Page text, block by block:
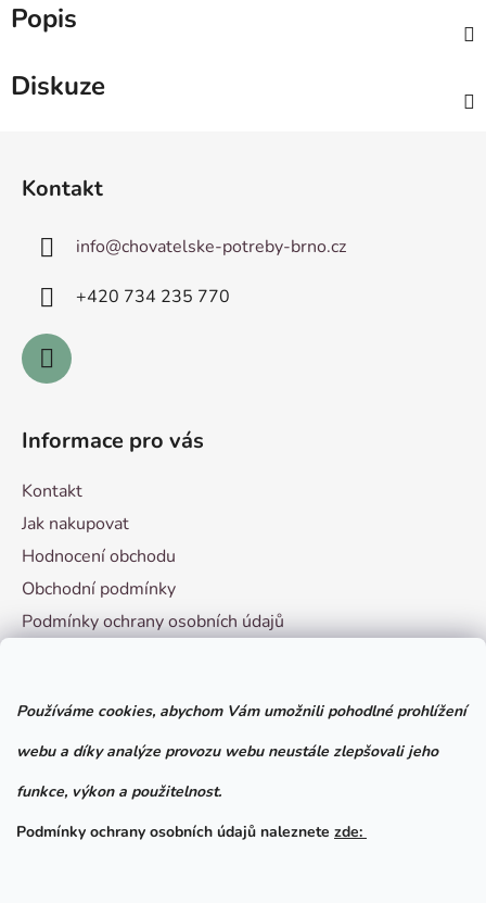
Používáme cookies, abychom Vám umožnili pohodlné prohlížení
webu a díky analýze provozu webu neustále zlepšovali jeho
funkce, výkon a použitelnost.
Podmínky ochrany osobních údajů naleznete zde:
Popis
Diskuze
Kontakt
info@chovatelske-potreby-brno.cz
+420 ­734 235 770
Informace pro vás
Kontakt
Jak nakupovat
Hodnocení obchodu
Obchodní podmínky
Podmínky ochrany osobních údajů
Facebook